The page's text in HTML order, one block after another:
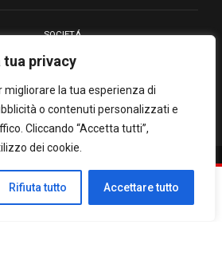
tua privacy
migliorare la tua esperienza di
o contenuti personalizzati e
Cliccando “Accetta tutti”,
dei cookie.
Rifiuta tutto Accettare tutto
SOCIETÁ
GIUBILEO
MEDIA
Email
Condividi